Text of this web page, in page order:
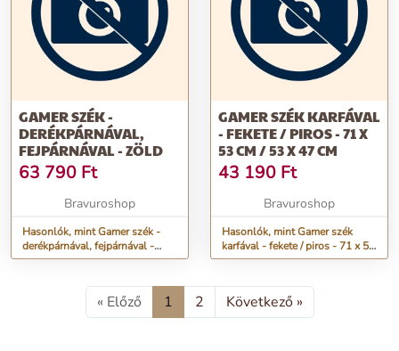
GAMER SZÉK -
DERÉKPÁRNÁVAL,
FEJPÁRNÁVAL - ZÖLD
63 790 Ft
Bravuroshop
Hasonlók, mint Gamer szék -
derékpárnával, fejpárnával -
zöld
GAMER SZÉK KARFÁVAL
- FEKETE / PIROS - 71 X
53 CM / 53 X 47 CM
43 190 Ft
Bravuroshop
Hasonlók, mint Gamer szék
karfával - fekete / piros - 71 x 53
cm / 53 x 47 cm
« Előző 1 2 Következő »